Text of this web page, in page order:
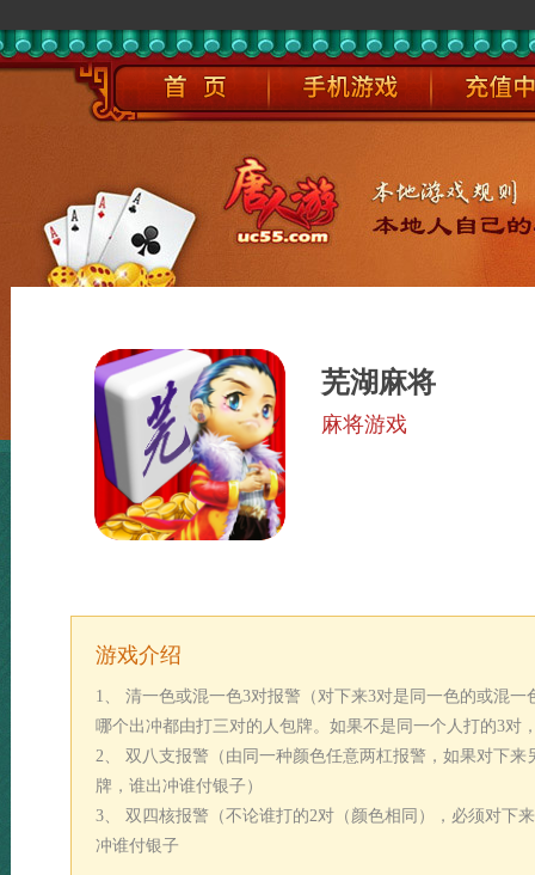
芜湖麻将
麻将游戏
游戏介绍
1 、 清一色或混一色3对报警（对下来3对是同一色的或混一
哪个出冲都由打三对的人包牌。如果不是同一个人打的3对
2、 双八支报警（由同一种颜色任意两杠报警，如果对下
牌，谁出冲谁付银子）
3、 双四核报警（不论谁打的2对（颜色相同），必须对下
冲谁付银子